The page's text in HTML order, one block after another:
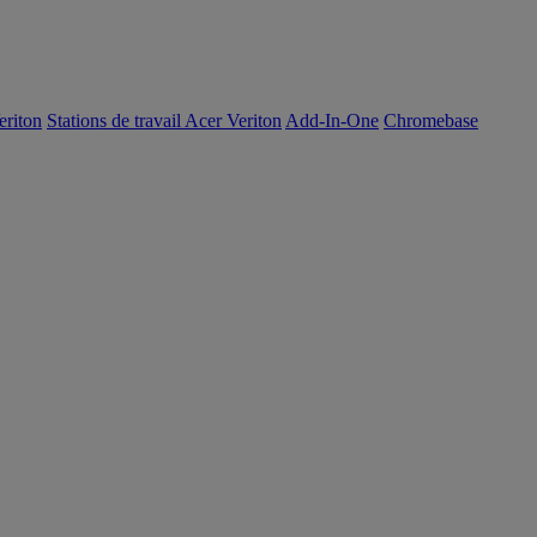
Stations de travail Acer Veriton Add-In-One Chromebase